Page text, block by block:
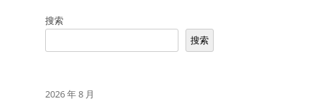
搜索
搜索
2026 年 8 月